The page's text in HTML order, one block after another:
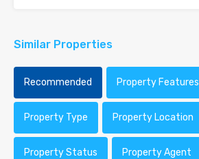
Similar Properties
Recommended Property Features
Property Type Property Location
Property Status Property Agent